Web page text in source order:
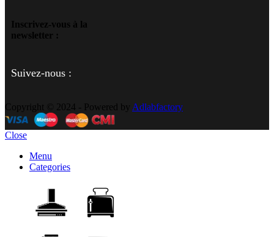
Inscrivez-vous à la
newsletter :
Suivez-nous :
Copyright © 2024 - Powered by Adlabfactory
Close
Menu
Categories